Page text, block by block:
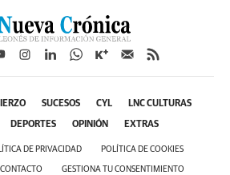
SUCESOS CYL LNC CULTURAS
DEPORTES OPINIÓN EXTRAS
DE PRIVACIDAD POLÍTICA DE COOKIES
CONTACTO GESTIONA TU CONSENTIMIENTO